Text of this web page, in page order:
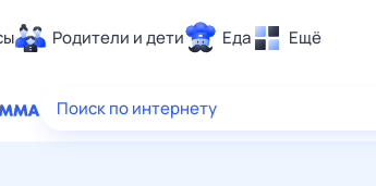
Родители и дети Еда Ещё
Здоровье
Поиск по интернету